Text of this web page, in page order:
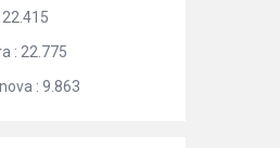
22.415
: 22.775
: 9.863